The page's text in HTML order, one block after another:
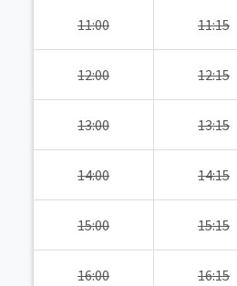
11:00 11:15
12:00 12:15
13:00 13:15
14:00 14:15
15:00 15:15
16:00 16:15